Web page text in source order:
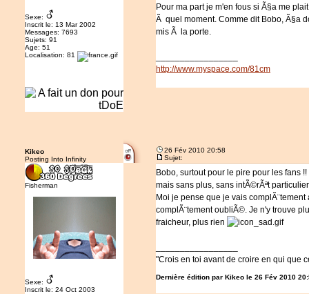
Sexe:
Inscrit le: 13 Mar 2002
Messages: 7693
Sujets: 91
Age: 51
Localisation: 81
Pour ma part je m'en fous si Ã§a me
Ã quel moment. Comme dit Bobo, Ã§a
mis Ã la porte.
http://www.myspace.com/81cm
Kikeo
Posting Into Infinity
Fisherman
Sexe:
Inscrit le: 24 Oct 2003
26 Fév 2010 20:58
Sujet:
Bobo, surtout pour le pire pour les fans
mais sans plus, sans intÃ©rÃªt
Moi je pense que je vais
complÃ¨tement oubliÃ©. Je n'y trouve
fraicheur, plus rien
"Crois en toi avant de croire en qui que
Dernière édition par Kikeo le 26 Fév 2010